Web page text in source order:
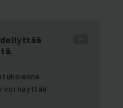
voi näyttää